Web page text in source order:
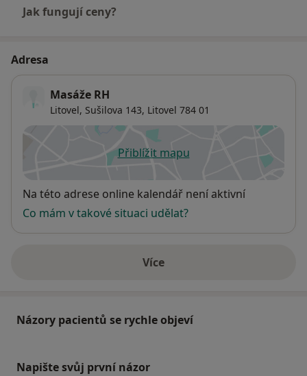
Jak fungují ceny?
Adresa
Masáže RH
Litovel, Sušilova 143, Litovel 784 01
Přiblížit mapuse otevře v nové záložce
Dostupnost
Na této adrese online kalendář není aktivní
Co mám v takové situaci udělat?
Víceo adrese
Názory pacientů se rychle objeví
Napište svůj první názor